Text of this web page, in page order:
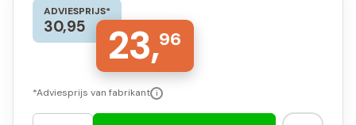
ADVIESPRIJS*
30,95 23,96
*Adviesprijs van fabrikant i